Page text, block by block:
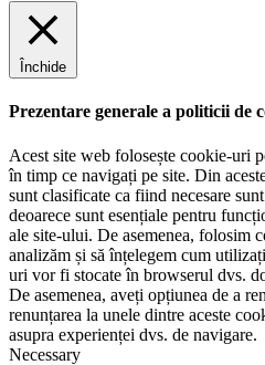
Închide
Prezentare generale a politicii de
Acest site web folosește cookie-uri
în timp ce navigați pe site. Din
sunt clasificate ca fiind necesare
deoarece sunt esențiale pentru
ale site-ului. De asemenea, folosim
analizăm și să înțelegem cum
uri vor fi stocate în browserul dvs.
De asemenea, aveți opțiunea de a
renunțarea la unele dintre aceste
asupra experienței dvs. de navigare.
Necessary